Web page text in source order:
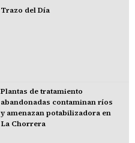
Trazo del Día
Plantas de tratamiento
abandonadas contaminan ríos
y amenazan potabilizadora en
La Chorrera